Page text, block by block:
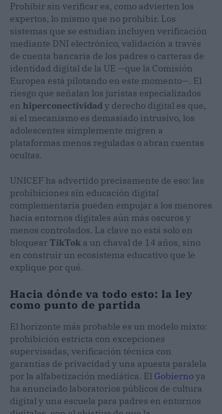
Prohibir sin verificar es, como advierten los
expertos, lo mismo que no prohibir. Los
sistemas que se estudian incluyen verificación
mediante DNI electrónico, validación a través
de cuenta bancaria de los padres o carteras de
identidad digital de la UE —que la Comisión
Europea está pilotando en este momento—. El
riesgo que señalan los juristas especializados
en hiperconectividady derecho digital es que,
si el mecanismo es demasiado intrusivo, los
adolescentes simplemente migren a
plataformas menos reguladas o abran cuentas
ocultas.
UNICEF ha advertido precisamente de eso: las
prohibiciones sin educación digital
complementaria pueden empujar a los menores
hacia entornos digitales aún más oscuros y
menos controlados. La clave no está solo en
bloquearTikTok a un chaval de 14 años, sino
en construir un ecosistema educativo que le
explique por qué.
Hacia dónde va todo esto: la ley
como punto de partida
El horizonte más probable es un modelo mixto:
prohibición estricta con excepciones
supervisadas, verificación técnica con
garantías de privacidad y una apuesta paralela
por la alfabetización mediática. El Gobierno ya
ha anunciado laboratorios públicos de cultura
digital y una escuela para padres en entornos